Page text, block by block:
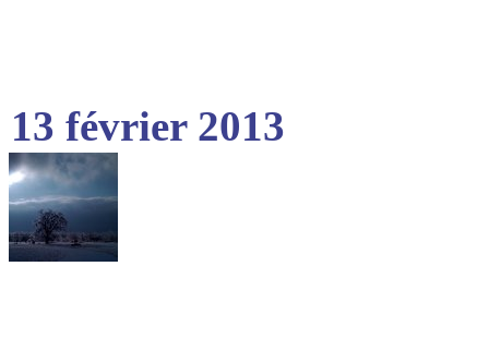
13 février 2013